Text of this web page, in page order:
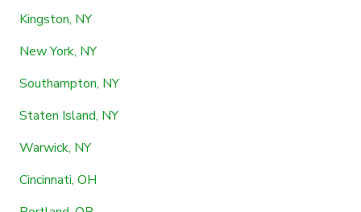
Kingston, NY
New York, NY
Southampton, NY
Staten Island, NY
Warwick, NY
Cincinnati, OH